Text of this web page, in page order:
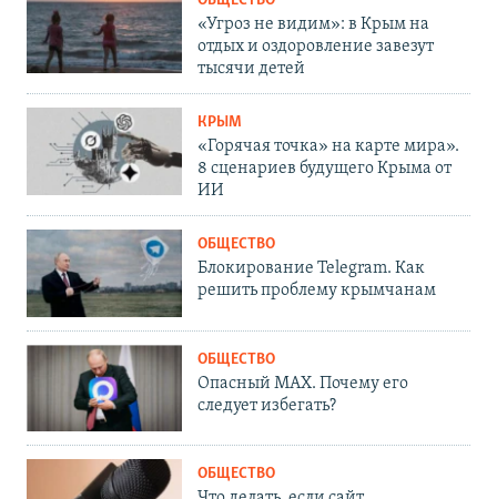
«Угроз не видим»: в Крым на
отдых и оздоровление завезут
тысячи детей
КРЫМ
«Горячая точка» на карте мира».
8 сценариев будущего Крыма от
ИИ
ОБЩЕСТВО
Блокирование Telegram. Как
решить проблему крымчанам
ОБЩЕСТВО
Опасный MAX. Почему его
следует избегать?
ОБЩЕСТВО